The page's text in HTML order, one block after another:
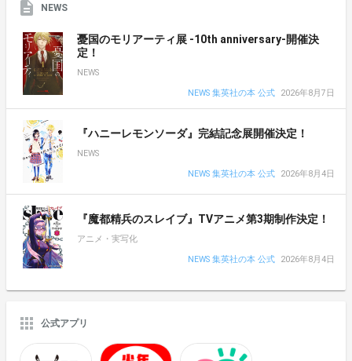
NEWS
憂国のモリアーティ展 -10th anniversary-開催決
定！
NEWS
NEWS 集英社の本 公式
2026年8月7日
『ハニーレモンソーダ』完結記念展開催決定！
NEWS
NEWS 集英社の本 公式
2026年8月4日
『魔都精兵のスレイブ』TVアニメ第3期制作決定！
アニメ・実写化
NEWS 集英社の本 公式
2026年8月4日
公式アプリ